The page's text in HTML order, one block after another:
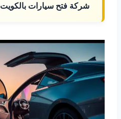
شركة فتح سيارات بالكويت